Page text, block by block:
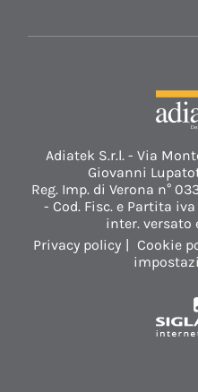
Adiatek S.r.l. - Via
Giovanni
Reg. Imp. di Verona n°
- Cod. Fisc. e Partita
inter. versato
Privacy policy
Cookie